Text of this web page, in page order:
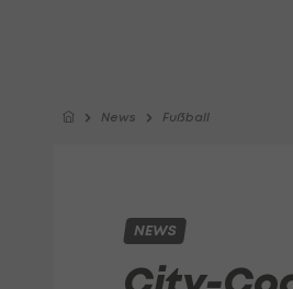
News Fußball
NEWS